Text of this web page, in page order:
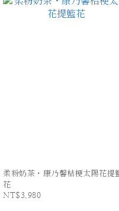
柔粉奶茶・康乃馨桔梗太陽花提
花
NT$3,980